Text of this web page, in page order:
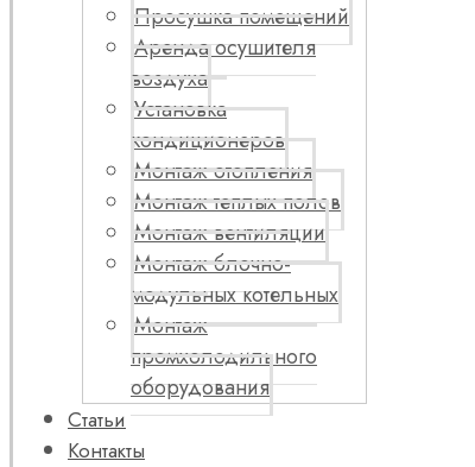
Просушка помещений
Аренда осушителя
воздуха
Установка
кондиционеров
Монтаж отопления
Монтаж теплых полов
Монтаж вентиляции
Монтаж блочно-
модульных котельных
Монтаж
промхолодильного
оборудования
Статьи
Контакты